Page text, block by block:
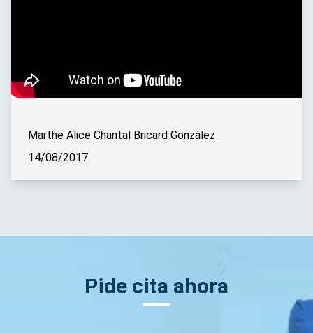
Marthe Alice Chantal Bricard González
14/08/2017
Pide cita ahora